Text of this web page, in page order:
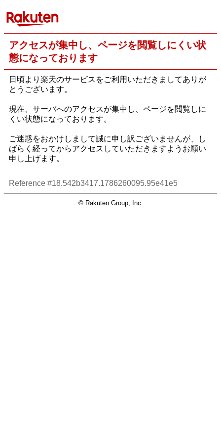
アクセスが集中し、ページを閲覧しにくい状
態になっております
日頃より楽天のサービスをご利用いただきましてありが
とうございます。
現在、サーバへのアクセスが集中し、ページを閲覧しに
くい状態になっております。
ご迷惑をおかけしまして誠に申し訳ございませんが、し
ばらく経ってからアクセスしていただきますようお願い
申し上げます。
Reference #18.542b3417.1786260095.95e41e5
© Rakuten Group, Inc.